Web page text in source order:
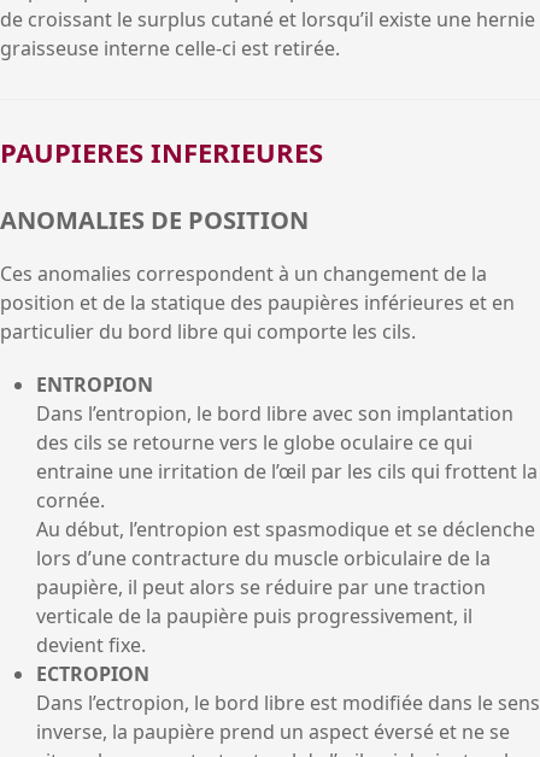
de croissant le surplus cutané et lorsqu’il existe une hernie
graisseuse interne celle-ci est retirée.
PAUPIERES INFERIEURES
ANOMALIES DE POSITION
Ces anomalies correspondent à un changement de la
position et de la statique des paupières inférieures et en
particulier du bord libre qui comporte les cils.
ENTROPION
Dans l’entropion, le bord libre avec son implantation
des cils se retourne vers le globe oculaire ce qui
entraine une irritation de l’œil par les cils qui frottent la
cornée.
Au début, l’entropion est spasmodique et se déclenche
lors d’une contracture du muscle orbiculaire de la
paupière, il peut alors se réduire par une traction
verticale de la paupière puis progressivement, il
devient fixe.
ECTROPION
Dans l’ectropion, le bord libre est modifiée dans le sens
inverse, la paupière prend un aspect éversé et ne se